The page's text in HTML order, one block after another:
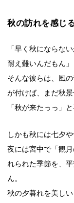
秋の訪れを感じ
「早く秋にならな
耐え難いんだもん」
そんな彼らは、風
が付けば、まだ秋
「秋が来たっっ」
しかも秋には七夕
夜には宮中で「観
れられた季節を、
ん。
秋の夕暮れを美し